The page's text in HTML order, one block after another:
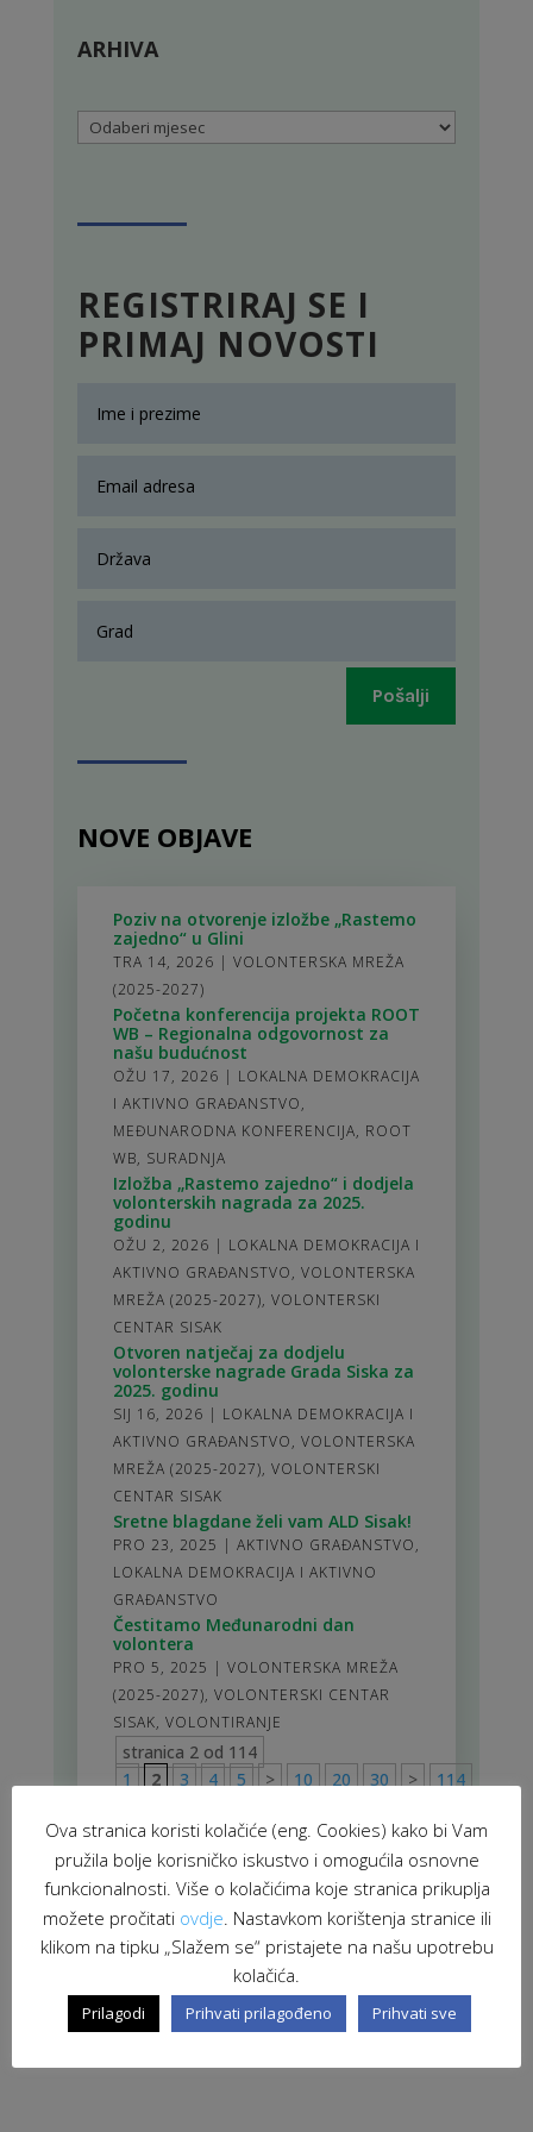
ARHIVA
Arhiva
REGISTRIRAJ SE I
PRIMAJ NOVOSTI
Pošalji
NOVE OBJAVE
Poziv na otvorenje izložbe „Rastemo
zajedno“ u Glini
TRA 14, 2026 | VOLONTERSKA MREŽA
(2025-2027)
Početna konferencija projekta ROOT
WB – Regionalna odgovornost za
našu budućnost
OŽU 17, 2026 | LOKALNA DEMOKRACIJA
I AKTIVNO GRAĐANSTVO,
MEĐUNARODNA KONFERENCIJA, ROOT
WB, SURADNJA
Izložba „Rastemo zajedno“ i dodjela
volonterskih nagrada za 2025.
godinu
OŽU 2, 2026 | LOKALNA DEMOKRACIJA I
AKTIVNO GRAĐANSTVO, VOLONTERSKA
MREŽA (2025-2027), VOLONTERSKI
CENTAR SISAK
Otvoren natječaj za dodjelu
volonterske nagrade Grada Siska za
2025. godinu
SIJ 16, 2026 | LOKALNA DEMOKRACIJA I
AKTIVNO GRAĐANSTVO, VOLONTERSKA
MREŽA (2025-2027), VOLONTERSKI
CENTAR SISAK
Sretne blagdane želi vam ALD Sisak!
PRO 23, 2025 | AKTIVNO GRAĐANSTVO,
LOKALNA DEMOKRACIJA I AKTIVNO
GRAĐANSTVO
Čestitamo Međunarodni dan
volontera
PRO 5, 2025 | VOLONTERSKA MREŽA
(2025-2027), VOLONTERSKI CENTAR
SISAK, VOLONTIRANJE
stranica 2 od 114
1
2 3 4 5 > 10 20 30 > 114
Ova stranica koristi kolačiće (eng. Cookies) kako bi Vam
pružila bolje korisničko iskustvo i omogućila osnovne
funkcionalnosti. Više o kolačićima koje stranica prikuplja
možete pročitati ovdje . Nastavkom korištenja stranice ili
klikom na tipku „Slažem se“ pristajete na našu upotrebu
kolačića.
Prilagodi Prihvati prilagođeno Prihvati sve